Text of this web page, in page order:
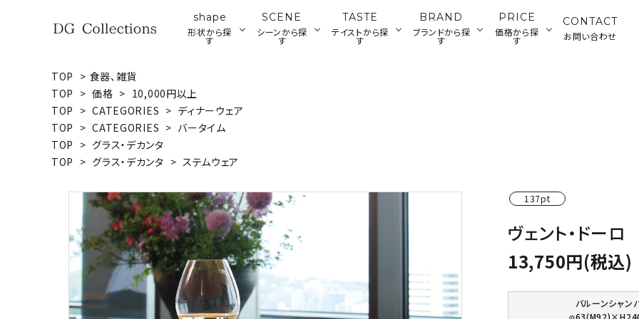
shape
形状から探
す
ウッドプレート・ボード
SCENE
シーンから探
す
TASTE
テイストから探
す
BRAND
ブランドから探
す
PRICE
価格から探
す
CONTACT
お問い合わせ
search
ACCOUNT MENU
ようこそ ゲスト 様
person
シーンから探す
テイストから探す
TOP > 食器、雑貨
TOP > 価格 > 10,000円以上
TOP > CATEGORIES > ディナーウェア
TOP > CATEGORIES > バータイム
TOP > グラス・デカンタ
TOP > グラス・デカンタ > ステムウェア
137pt
ヴェント・ドーロ
13,750円(税込)
バルーンシャン